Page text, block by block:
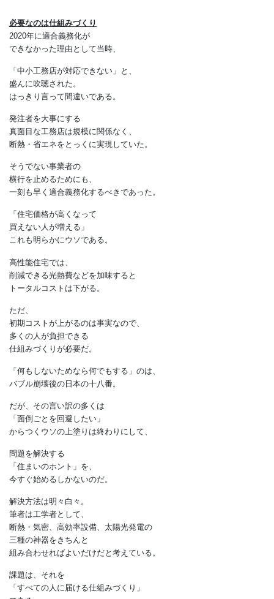
一方で、2020年に実施すべきだったとも。
経緯を確認しながら、
2025年に向けた論議を始めよう。
必要なのは仕組みづくり
2020年に適合義務化が
「中小工務店が対応できない」と、
盛んに吹聴された。
はっきり言って間違いである。
発注者を大事にする
断熱・省エネをとっくに実現していた。
そうでない事業者の
一刻も早く適合義務化するべきであった。
「住宅価格が高くなって
買えない人が増える」
これも明らかにウソである。
高性能住宅では、
トータルコストは下がる。
ただ、
初期コストが上がるのは事実なので、
多くの人が負担できる
「何もしないためなら何でもする」のは、
バブル崩壊後の日本の十八番。
だが、その言い訳の多くは
「面倒ごとを回避したい」
からつくウソの上塗りは終わりにして、
問題を解決する
「住まいのホント」を、
今すぐ始めるしかないのだ。